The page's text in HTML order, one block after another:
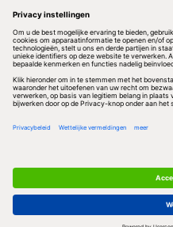
Redactionele partner
Privacy & Cookies